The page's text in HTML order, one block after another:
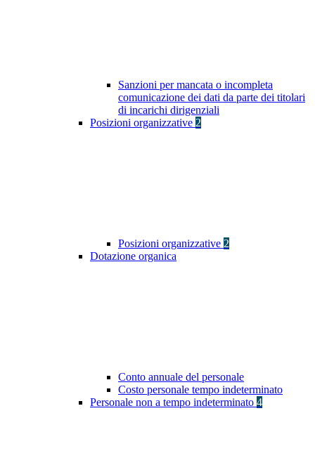
Sanzioni per mancata o incompleta
comunicazione dei dati da parte dei titolari
di incarichi dirigenziali
Posizioni organizzative 2
Posizioni organizzative 2
Dotazione organica
Conto annuale del personale
Costo personale tempo indeterminato
Personale non a tempo indeterminato 4